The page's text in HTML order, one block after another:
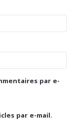
par e-
par e-mail.